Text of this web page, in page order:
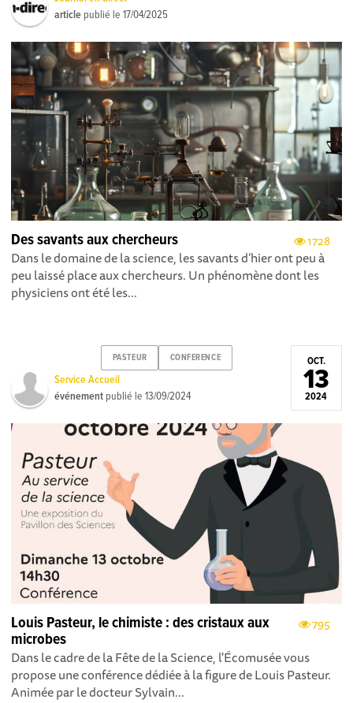
article publié le17/04/2025
1728
Des savants aux chercheurs
Dans le domaine de la science, les savants d’hier ont peu à
peu laissé place aux chercheurs. Un phénomène dont les
physiciens ont été les...
PASTEUR CONFERENCE
Service Accueil
événement publié le13/09/2024
OCT.
13
2024
795
Louis Pasteur, le chimiste : des cristaux aux
microbes
Dans le cadre de la Fête de la Science, l'Écomusée vous
propose une conférence dédiée à la figure de Louis Pasteur.
Animée par le docteur Sylvain...